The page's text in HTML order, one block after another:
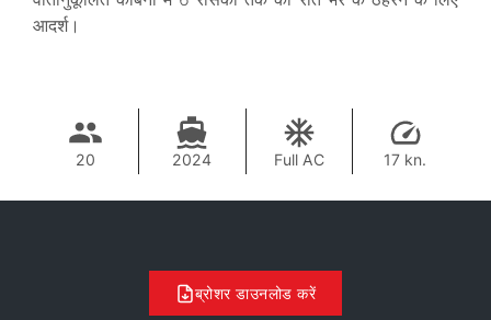
आदर्श।
20 2024 Full AC 17 kn.
ब्रोशर डाउनलोड करें